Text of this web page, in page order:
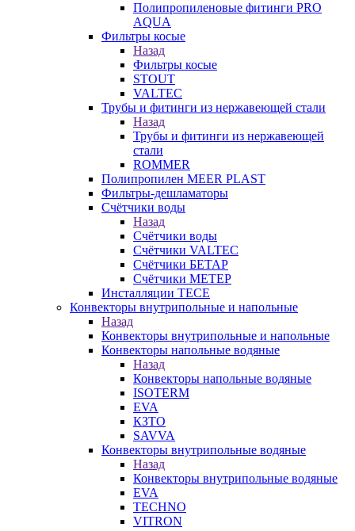
Полипропиленовые фитинги PRO
AQUA
Фильтры косые
Назад
Фильтры косые
STOUT
VALTEC
Трубы и фитинги из нержавеющей стали
Назад
Трубы и фитинги из нержавеющей
стали
ROMMER
Полипропилен MEER PLAST
Фильтры-дешламаторы
Счётчики воды
Назад
Счётчики воды
Счётчики VALTEC
Счётчики БЕТАР
Счётчики МЕТЕР
Инсталляции TECE
Конвекторы внутрипольные и напольные
Назад
Конвекторы внутрипольные и напольные
Конвекторы напольные водяные
Назад
Конвекторы напольные водяные
ISOTERM
EVA
КЗТО
SAVVA
Конвекторы внутрипольные водяные
Назад
Конвекторы внутрипольные водяные
EVA
TECHNO
VITRON